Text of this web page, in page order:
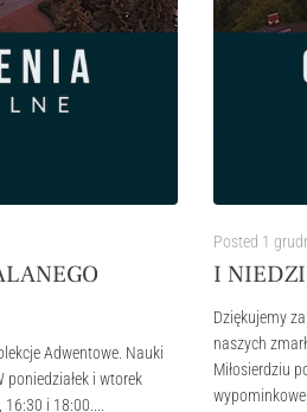
Adwentowe. Nauki
poniedziałek i wtorek
i 18:00....
Posted 1
I
Dziękujemy
naszych
Miłosierdziu
wypominkowe.